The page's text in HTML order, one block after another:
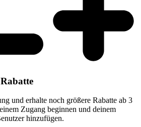
und erhalte noch größere Rabatte ab 3
Zugang beginnen und deinem
hinzufügen.